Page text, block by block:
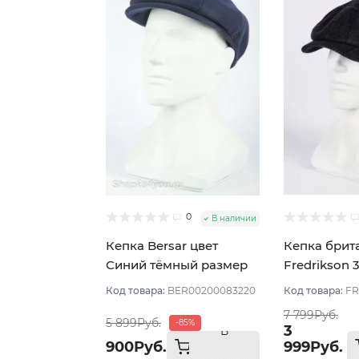
0 В наличии
Кепка Bersar цвет
Синий тёмный размер
57
Код товара: BER00200083220
5 899Руб. -85%
900Руб.
В
Кепка
Fredrikson
Синий
Код товара:
7 799Руб.
3
999Руб.